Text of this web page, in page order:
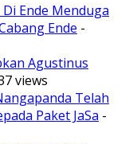
Ende Menduga
Ende -
Agustinus
views
Telah
Paket JaSa -